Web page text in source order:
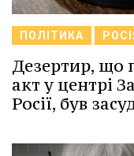
ПОЛІТИКА
Дезертир, що
акт у центрі
Росії, був